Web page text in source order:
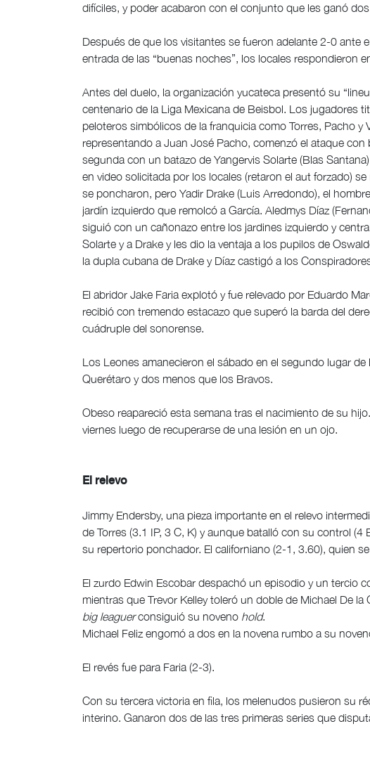
difíciles, y poder acabaron con el conjunto que les ganó
Después de que los visitantes se fueron adelante 2-0 ante
entrada de las “buenas noches”, los locales respondieron
Antes del duelo, la organización yucateca presentó su
centenario de la Liga Mexicana de Beisbol. Los jugadores
peloteros simbólicos de la franquicia como Torres, Pacho y
representando a Juan José Pacho, comenzó el ataque con
segunda con un batazo de Yangervis Solarte (Blas
en video solicitada por los locales (retaron el aut forzado)
se poncharon, pero Yadir Drake (Luis Arredondo), el hombre
jardín izquierdo que remolcó a García. Aledmys Díaz
siguió con un cañonazo entre los jardines izquierdo y
Solarte y a Drake y les dio la ventaja a los pupilos de
la dupla cubana de Drake y Díaz castigó a los
El abridor Jake Faria explotó y fue relevado por Eduardo
recibió con tremendo estacazo que superó la barda del
cuádruple del sonorense.
Los Leones amanecieron el sábado en el segundo lugar
Querétaro y dos menos que los Bravos.
Obeso reapareció esta semana tras el nacimiento de su
viernes luego de recuperarse de una lesión en un ojo.
El relevo
Jimmy Endersby, una pieza importante en el relevo
de Torres (3.1 IP, 3 C, K) y aunque batalló con su control
su repertorio ponchador. El californiano (2-1, 3.60), quien
El zurdo Edwin Escobar despachó un episodio y un tercio
mientras que Trevor Kelley toleró un doble de Michael De
big leaguerconsiguió su noveno hold.
Michael Feliz engomó a dos en la novena rumbo a su
El revés fue para Faria (2-3).
Con su tercera victoria en fila, los melenudos pusieron su
interino. Ganaron dos de las tres primeras series que